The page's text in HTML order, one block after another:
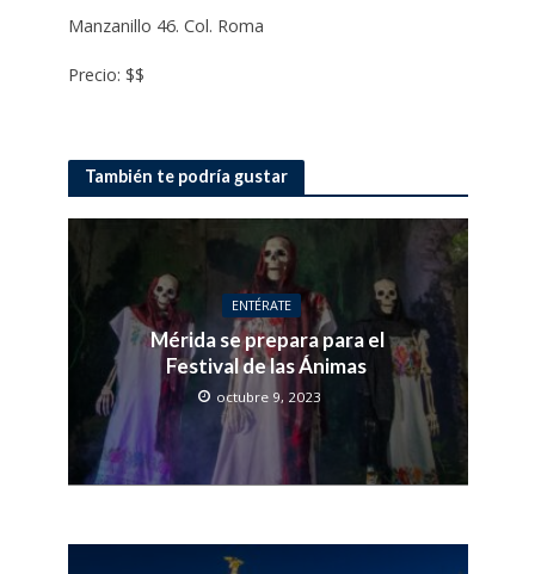
Manzanillo 46. Col. Roma
Precio: $$
También te podría gustar
ENTÉRATE
Mérida se prepara para el
Festival de las Ánimas
octubre 9, 2023